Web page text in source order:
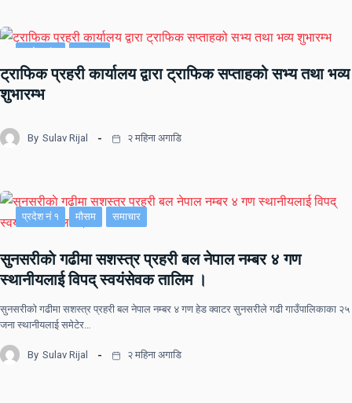
ट्राफिक प्रहरी कार्यालय द्वारा ट्राफिक सप्ताहको सभ्य तथा भव्य
शुभारम्भ
By Sulav Rijal २ महिना अगाडि
प्रदेश नं १ मौसम समाचार
सुनसरीकाे गढीमा सशस्त्र प्रहरी बल नेपाल नम्बर ४ गण
स्थानीयलाई विपद् स्वयंसेवक तालिम ।
सुनसरीकाे गढीमा सशस्त्र प्रहरी बल नेपाल नम्बर ४ गण हेड क्वाटर सुनसरीले गढी गाउँपालिकाका २५
जना स्थानीयलाई समेटेर…
By Sulav Rijal २ महिना अगाडि